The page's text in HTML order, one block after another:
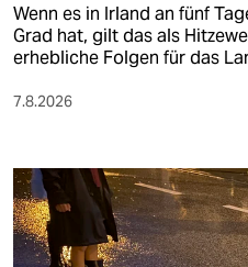
Wenn es in Irland an fünf
Grad hat, gilt das als
erhebliche Folgen für das
7.8.2026